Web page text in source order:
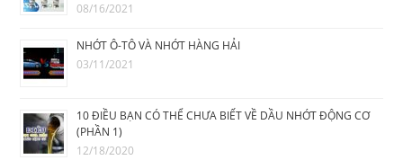
08/16/2021
NHỚT Ô-TÔ VÀ NHỚT HÀNG HẢI
03/11/2021
10 ĐIỀU BẠN CÓ THỂ CHƯA BIẾT VỀ DẦU NHỚT ĐỘNG CƠ
(PHẦN 1)
12/18/2020